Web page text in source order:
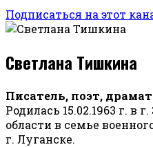
Подписаться на этот
Светлана Тишкина
Писатель, поэт,
Родилась 15.02.1963 г. в
области в семье
г. Луганске.